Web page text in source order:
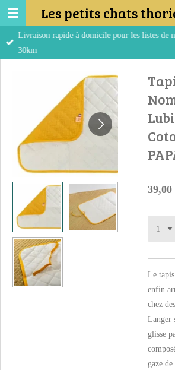
Passer
au
contenu
Les petits chats
Livraison rapide à domicile pour les listes de
30km
39,00
Le
enfin
chez
Langer
glisse
gaze